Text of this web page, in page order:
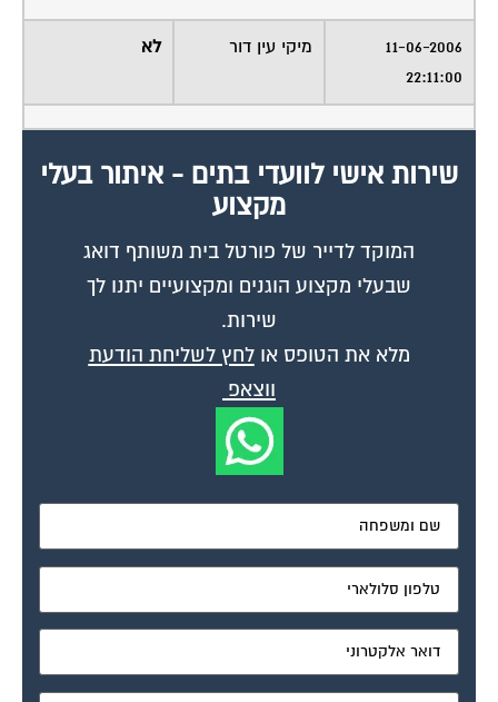
11-06-2006
22:11:00
מיקי עין דור לא
שירות אישי לוועדי בתים - איתור בעלי
מקצוע
המוקד לדייר של פורטל בית משותף דואג
שבעלי מקצוע הוגנים ומקצועיים יתנו לך
שירות.
מלא את הטופס אולחץ לשליחת הודעת
ווצאפ